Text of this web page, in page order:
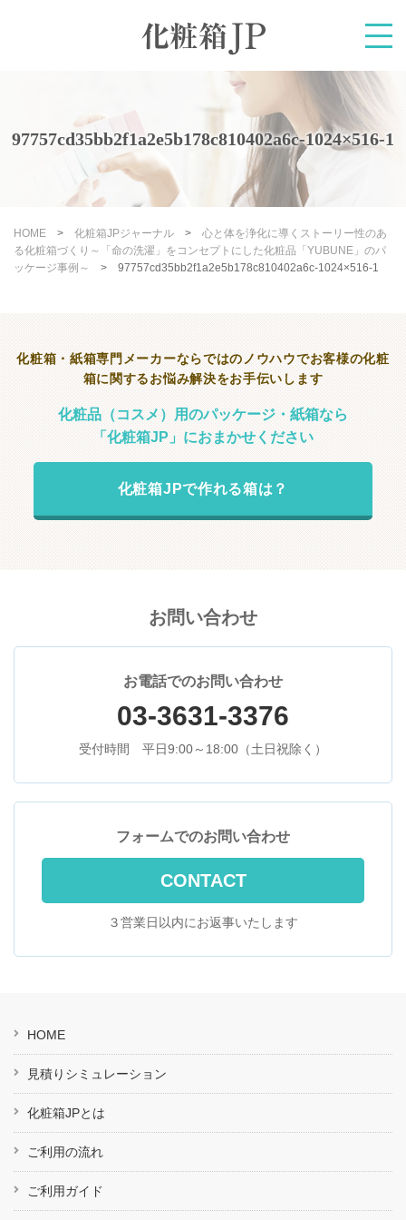
97757cd35bb2f1a2e5b178c810402a6c-1024×516-1
HOME > 化粧箱JPジャーナル > 心と体を浄化に導くストーリー性のあ
る化粧箱づくり～「命の洗濯」をコンセプトにした化粧品「YUBUNE」のパ
ッケージ事例～
> 97757cd35bb2f1a2e5b178c810402a6c-1024×516-1
化粧箱・紙箱専門メーカーならではのノウハウでお客様の化粧
箱に関するお悩み解決をお手伝いします
化粧品（コスメ）用のパッケージ・紙箱なら
「化粧箱JP」におまかせください
化粧箱JPで作れる箱は？
お問い合わせ
お電話でのお問い合わせ
03-3631-3376
受付時間 平日9:00～18:00（土日祝除く）
フォームでのお問い合わせ
CONTACT
３営業日以内にお返事いたします
HOME
見積りシミュレーション
化粧箱JPとは
ご利用の流れ
ご利用ガイド